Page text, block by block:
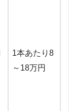
1本あたり8
～18万円